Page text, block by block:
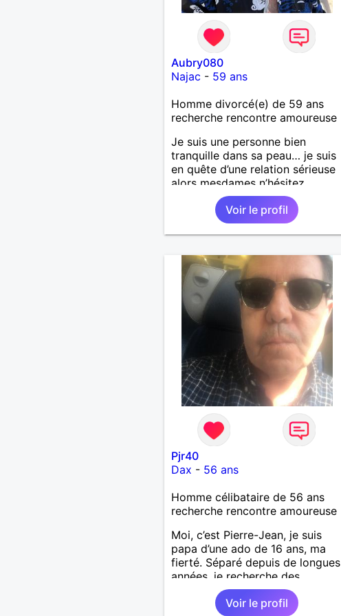
Aubry080
Najac - 59 ans
Homme divorcé(e) de 59 ans
recherche rencontre amoureuse
Je suis une personne bien
tranquille dans sa peau… je suis
en quête d’une relation sérieuse
alors mesdames n’hésitez
surtout pas ! Au plaisir de vous
lire. Laissez-moi vos infos
Voir le profil
Pjr40
Dax - 56 ans
Homme célibataire de 56 ans
recherche rencontre amoureuse
Moi, c’est Pierre-Jean, je suis
papa d’une ado de 16 ans, ma
fierté. Séparé depuis de longues
années, je recherche des
affinités amicales afin de
rompre une solitude parfois
Voir le profil